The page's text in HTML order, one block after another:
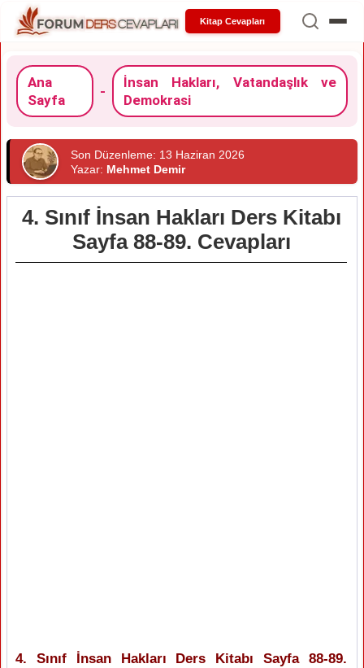
Kitap Cevapları
Ana
Sayfa
-
İnsan Hakları, Vatandaşlık ve
Demokrasi
Son Düzenleme: 13 Haziran 2026
Yazar: Mehmet Demir
4. Sınıf İnsan Hakları Ders Kitabı
Sayfa 88-89. Cevapları
4. Sınıf İnsan Hakları Ders Kitabı Sayfa 88-89.